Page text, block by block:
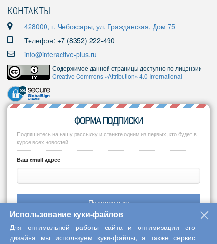
КОНТАКТЫ
428000, г. Чебоксары, ул. Гражданская, Дом 75
Телефон: +7 (8352) 222-490
info@interactive-plus.ru
Содержимое данной страницы доступно по лицензии
Creative Commons «Attribution» 4.0 International
ФОРМА ПОДПИСКИ
Подпишитесь на нашу рассылку и станьте одним из первых, кто будет в
курсе всех новостей!
Ваш email адрес
Подписаться
Использование куки-файлов
Для оптимальной работы сайта и оптимизации его
дизайна мы используем куки-файлы, а также сервис